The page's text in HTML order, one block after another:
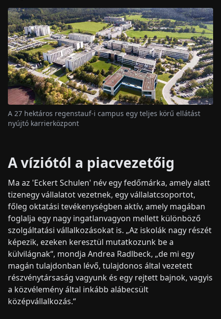
A 27 hektáros regenstauf-i campus egy teljes körű ellátást
nyújtó karrierközpont
A víziótól a piacvezetőig
Ma az 'Eckert Schulen' név egy fedőmárka, amely alatt
tizenegy vállalatot vezetnek, egy vállalatcsoportot,
főleg oktatási tevékenységben aktív, amely magában
foglalja egy nagy ingatlanvagyon mellett különböző
szolgáltatási vállalkozásokat is. „Az iskolák nagy részét
képezik, ezeken keresztül mutatkozunk be a
külvilágnak“, mondja Andrea Radlbeck, „de mi egy
magán tulajdonban lévő, tulajdonos által vezetett
részvénytársaság vagyunk és egy rejtett bajnok, vagyis
a közvélemény által inkább alábecsült
középvállalkozás.“